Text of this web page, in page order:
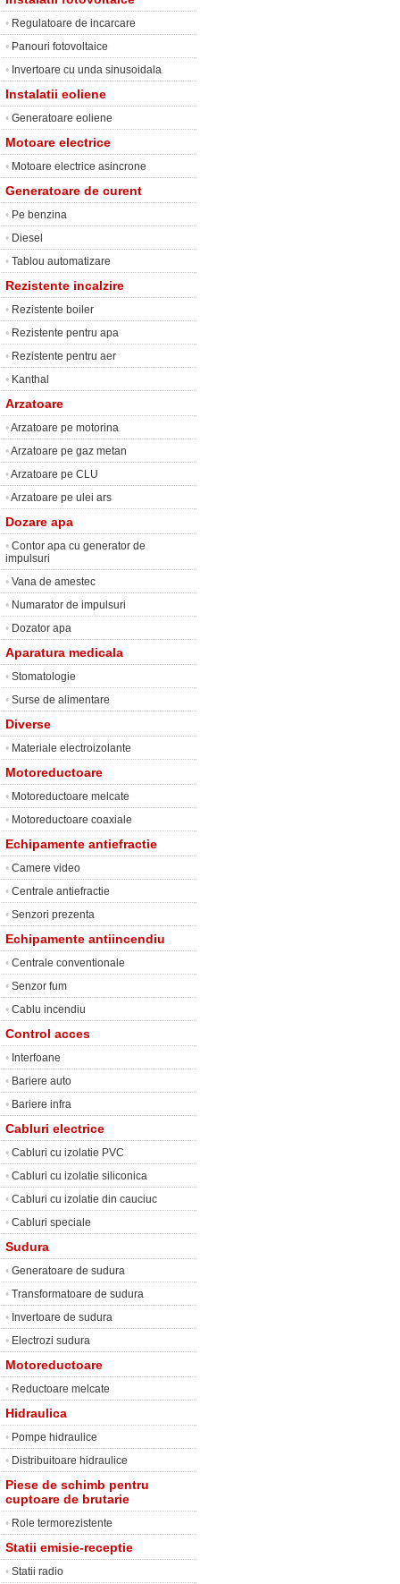
• Regulatoare de incarcare
• Panouri fotovoltaice
• Invertoare cu unda sinusoidala
Instalatii eoliene
• Generatoare eoliene
Motoare electrice
• Motoare electrice asincrone
Generatoare de curent
• Pe benzina
• Diesel
• Tablou automatizare
Rezistente incalzire
• Rezistente boiler
• Rezistente pentru apa
• Rezistente pentru aer
• Kanthal
Arzatoare
•Arzatoare pe motorina
•Arzatoare pe gaz metan
•Arzatoare pe CLU
•Arzatoare pe ulei ars
Dozare apa
• Contor apa cu generator de
impulsuri
• Vana de amestec
• Numarator de impulsuri
• Dozator apa
Aparatura medicala
• Stomatologie
• Surse de alimentare
Diverse
• Materiale electroizolante
Motoreductoare
• Motoreductoare melcate
• Motoreductoare coaxiale
Echipamente antiefractie
• Camere video
• Centrale antiefractie
• Senzori prezenta
Echipamente antiincendiu
• Centrale conventionale
• Senzor fum
• Cablu incendiu
Control acces
• Interfoane
• Bariere auto
• Bariere infra
Cabluri electrice
• Cabluri cu izolatie PVC
• Cabluri cu izolatie siliconica
• Cabluri cu izolatie din cauciuc
• Cabluri speciale
Sudura
• Generatoare de sudura
• Transformatoare de sudura
• Invertoare de sudura
• Electrozi sudura
Motoreductoare
• Reductoare melcate
Hidraulica
• Pompe hidraulice
• Distribuitoare hidraulice
Piese de schimb pentru
cuptoare de brutarie
• Role termorezistente
Statii emisie-receptie
• Statii radio